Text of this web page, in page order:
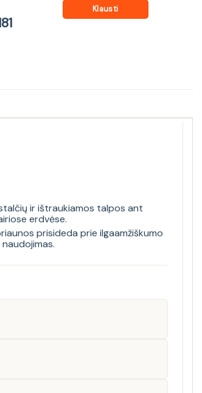
Klausti
ir ištraukiamos talpos ant
erdvėse.
prisideda prie ilgaamžiškumo